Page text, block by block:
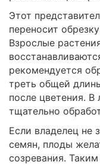
Этот
переносит
Взрослые
рекомендуется
треть общей
после цветения.
тщательно
Если владелец не
семян, плоды
созревания.